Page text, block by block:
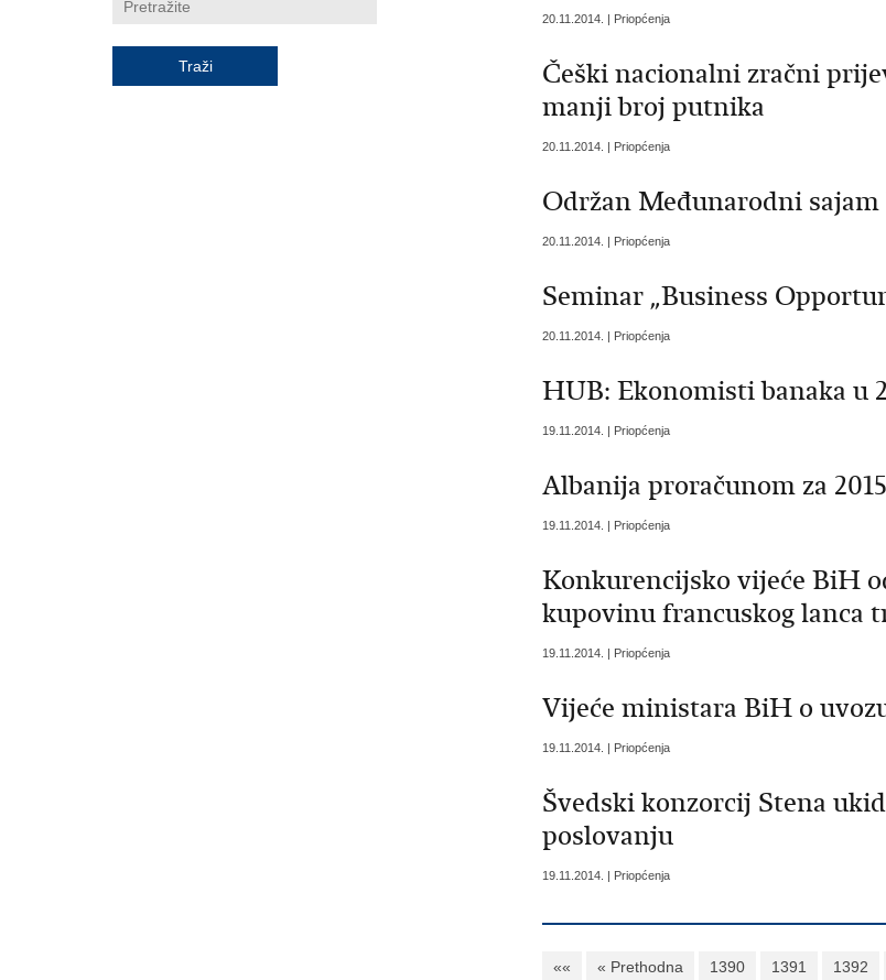
20.11.2014. | Priopćenja
Češki nacionalni zračni
manji broj putnika
20.11.2014. | Priopćenja
Održan Međunarodni
20.11.2014. | Priopćenja
Seminar „Business
20.11.2014. | Priopćenja
HUB: Ekonomisti banaka u
19.11.2014. | Priopćenja
Albanija proračunom za
19.11.2014. | Priopćenja
Konkurencijsko vijeće BiH
kupovinu francuskog lanca
19.11.2014. | Priopćenja
Vijeće ministara BiH o
19.11.2014. | Priopćenja
Švedski konzorcij Stena
poslovanju
19.11.2014. | Priopćenja
«« « Prethodna 1390 1391 1392